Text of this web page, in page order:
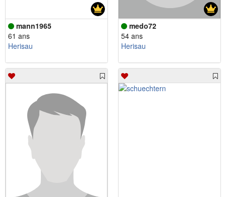
mann1965
61 ans
Herisau
medo72
54 ans
Herisau